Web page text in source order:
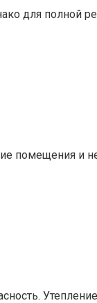
для полной
помещения и